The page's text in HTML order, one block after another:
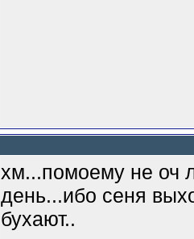
хм...помоему не оч
день...ибо сеня
бухают..